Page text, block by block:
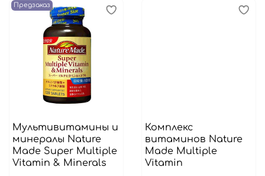
Предзаказ
Мультивитамины и
минералы Nature
Made Super Multiple
Vitamin & Minerals
Комплекс
витаминов Nature
Made Multiple
Vitamin